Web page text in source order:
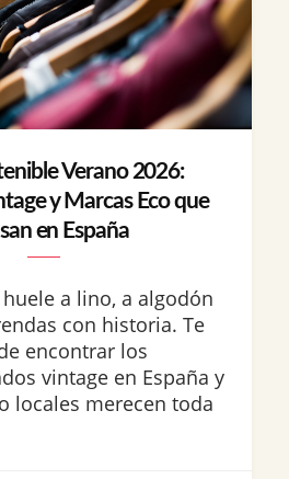
Verano 2026:
y Marcas Eco que
en España
a lino, a algodón
con historia. Te
encontrar los
vintage en España y
locales merecen toda